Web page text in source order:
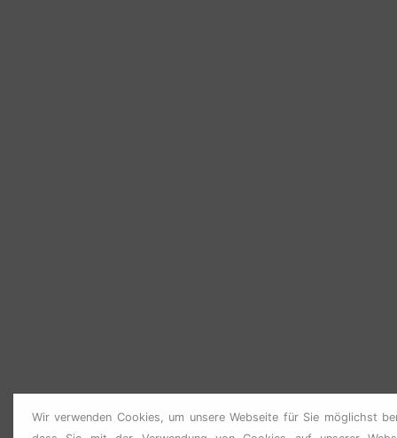
Wir verwenden Cookies, um unsere Webseite für Sie möglichst